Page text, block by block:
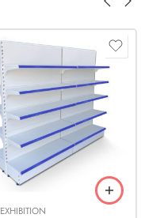
EXHIBITION